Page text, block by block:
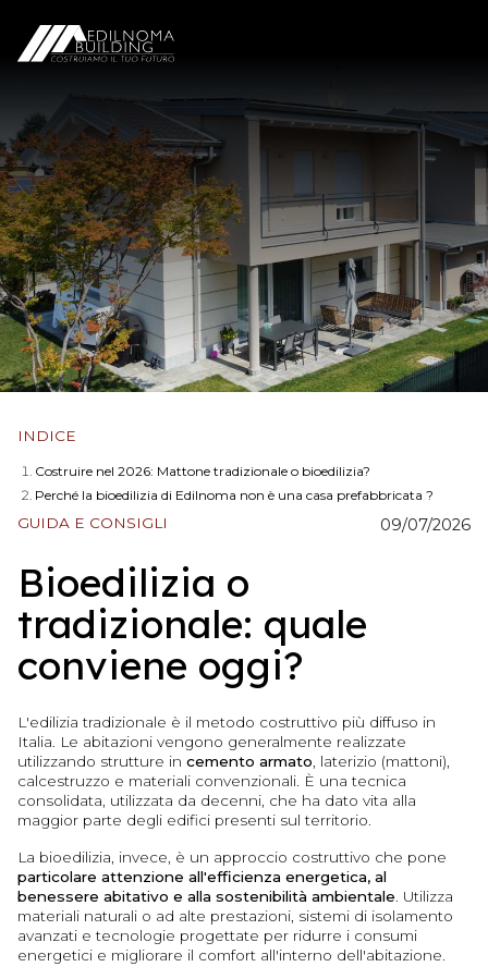
INDICE
Costruire nel 2026: Mattone tradizionale o bioedilizia?
Perché la bioedilizia di Edilnoma non è una casa prefabbricata ?
GUIDA E CONSIGLI 09/07/2026
Bioedilizia o
tradizionale: quale
conviene oggi?
L'edilizia tradizionale è il metodo costruttivo più diffuso in
Italia. Le abitazioni vengono generalmente realizzate
utilizzando strutture in cemento armato , laterizio (mattoni),
calcestruzzo e materiali convenzionali. È una tecnica
consolidata, utilizzata da decenni, che ha dato vita alla
maggior parte degli edifici presenti sul territorio.
La bioedilizia, invece, è un approccio costruttivo che pone
particolare attenzione all'efficienza energetica, al
benessere abitativo e alla sostenibilità ambientale . Utilizza
materiali naturali o ad alte prestazioni, sistemi di isolamento
avanzati e tecnologie progettate per ridurre i consumi
energetici e migliorare il comfort all'interno dell'abitazione.